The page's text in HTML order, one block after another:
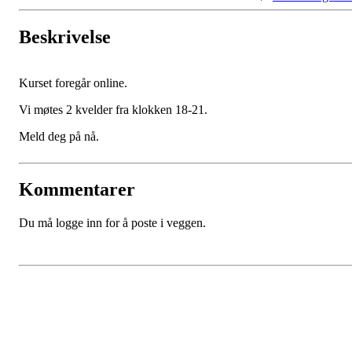
Beskrivelse
Kurset foregår online.
Vi møtes 2 kvelder fra klokken 18-21.
Meld deg på nå.
Kommentarer
Du må logge inn for å poste i veggen.